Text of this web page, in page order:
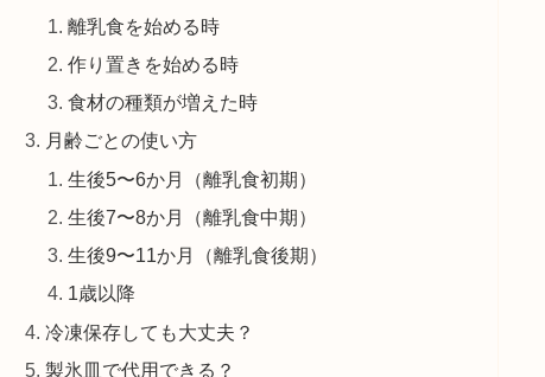
離乳食を始める時
作り置きを始める時
食材の種類が増えた時
月齢ごとの使い方
生後5〜6か月（離乳食初期）
生後7〜8か月（離乳食中期）
生後9〜11か月（離乳食後期）
1歳以降
冷凍保存しても大丈夫？
製氷皿で代用できる？